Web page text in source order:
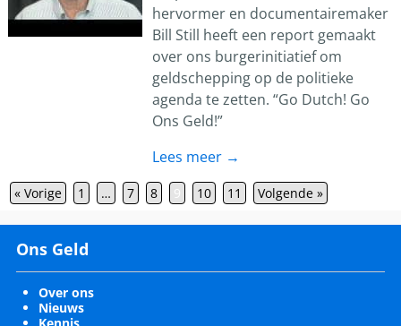
hervormer en documentairemaker
Bill Still heeft een report gemaakt
over ons burgerinitiatief om
geldschepping op de politieke
agenda te zetten. “Go Dutch! Go
Ons Geld!”
Lees meer →
« Vorige 1 … 7 8 9 10 11 Volgende »
Ons Geld
Over ons
Nieuws